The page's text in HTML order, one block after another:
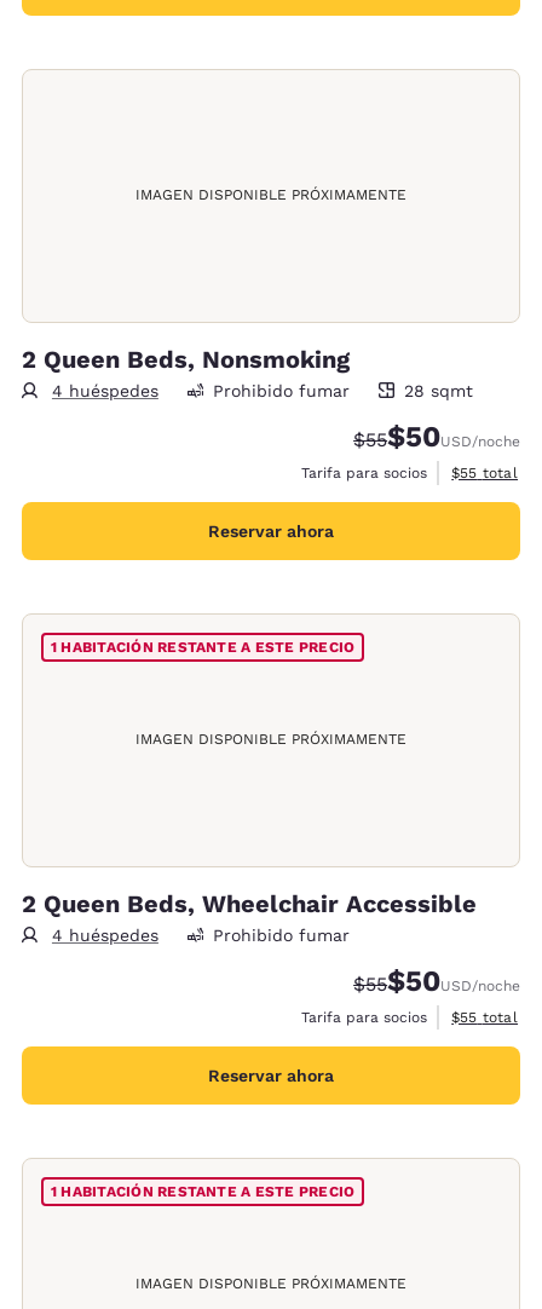
IMAGEN DISPONIBLE PRÓXIMAMENTE
2 Queen Beds, Nonsmoking
4 huéspedes
28 metros cuadrados
Prohibido fumar 28 sqmt
Precio tachado:
$55Precio con
$50USD/noche
Tarifa para socios
Ver
$55 total
Reservar ahora
IMAGEN DISPONIBLE PRÓXIMAMENTE
1 HABITACIÓN RESTANTE A ESTE PRECIO
2 Queen Beds, Wheelchair Accessible
4 huéspedes Prohibido fumar
Precio tachado:
$55Precio con
$50USD/noche
Tarifa para socios
Ver
$55 total
Reservar ahora
IMAGEN DISPONIBLE PRÓXIMAMENTE
1 HABITACIÓN RESTANTE A ESTE PRECIO